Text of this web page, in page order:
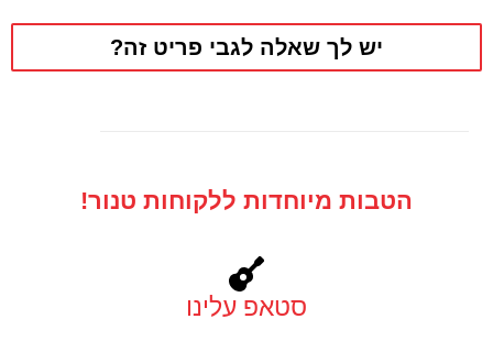
יש לך שאלה לגבי פריט זה?
הטבות מיוחדות ללקוחות טנור!
סטאפ עלינו